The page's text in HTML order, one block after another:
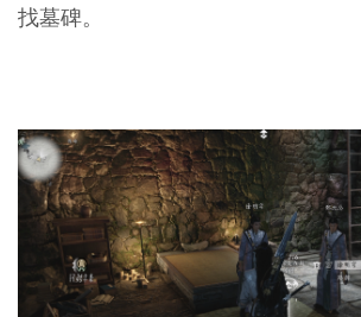
找墓碑。